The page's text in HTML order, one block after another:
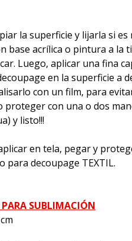
la superficie y lijarla si es
base acrílica o pintura a la
Luego, aplicar una fina
en la superficie a
con un film, para
proteger con una o dos
y listo!!!
en tela, pegar y
para decoupage TEXTIL.
SUBLIMACIÓN